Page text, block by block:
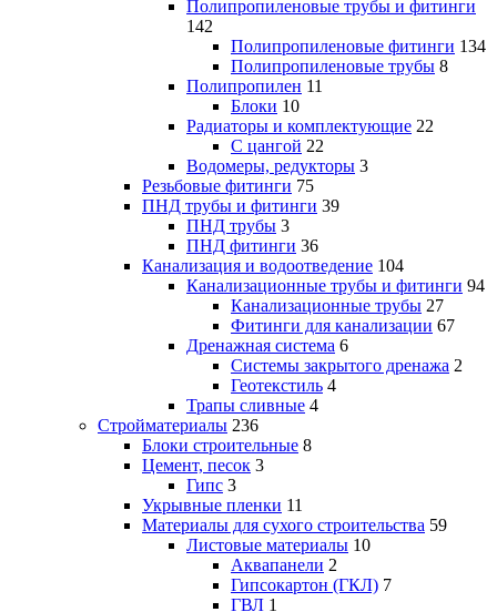
Полипропиленовые трубы и фитинги
142
Полипропиленовые фитинги 134
Полипропиленовые трубы 8
Полипропилен 11
Блоки 10
Радиаторы и комплектующие 22
С цангой 22
Водомеры, редукторы 3
Резьбовые фитинги 75
ПНД трубы и фитинги 39
ПНД трубы 3
ПНД фитинги 36
Канализация и водоотведение 104
Канализационные трубы и фитинги 94
Канализационные трубы 27
Фитинги для канализации 67
Дренажная система 6
Системы закрытого дренажа 2
Геотекстиль 4
Трапы сливные 4
Стройматериалы 236
Блоки строительные 8
Цемент, песок 3
Гипс 3
Укрывные пленки 11
Материалы для сухого строительства 59
Листовые материалы 10
Аквапанели 2
Гипсокартон (ГКЛ) 7
ГВЛ 1